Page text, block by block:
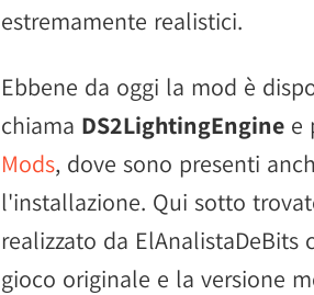
estremamente realistici.
Ebbene da oggi la mod è
chiama DS2LightingEngine e
Mods, dove sono presenti
l'installazione. Qui sotto
realizzato da
gioco originale e la versione